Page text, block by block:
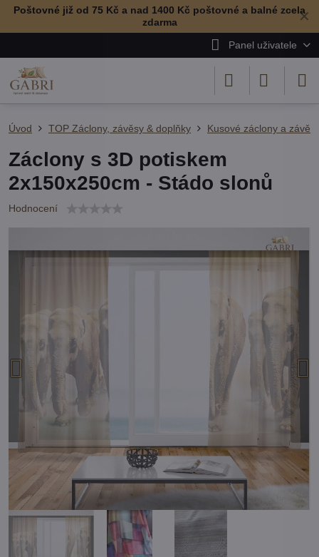
✕
Poštovné již od 75 Kč a nad 1400 Kč poštovné a balné zcela
zdarma
Panel uživatele
Úvod TOP Záclony, závěsy & doplňky Kusové záclony a
Záclony s 3D potiskem
2x150x250cm - Stádo slonů
Hodnocení